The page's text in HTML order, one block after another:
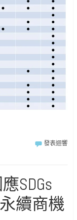
發表迴響
SDGs
續商機